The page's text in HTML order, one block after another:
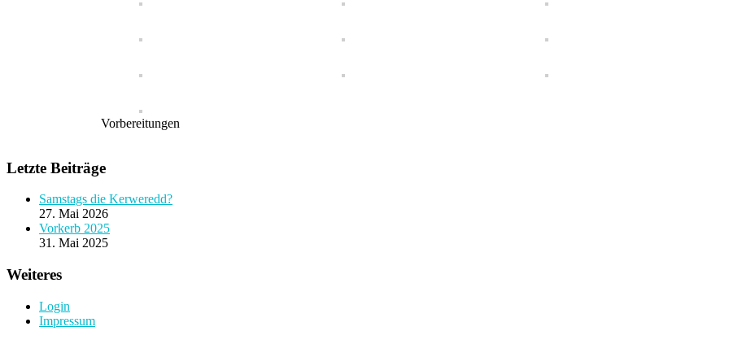
Vorbereitungen
Letzte Beiträge
Samstags die Kerweredd?
27. Mai 2026
Vorkerb 2025
31. Mai 2025
Weiteres
Login
Impressum